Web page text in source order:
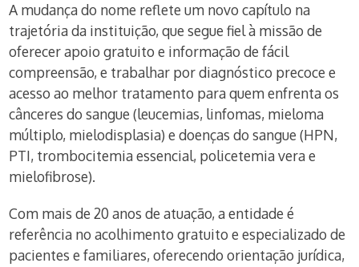
A mudança do nome reflete um novo capítulo na
trajetória da instituição, que segue fiel à missão de
oferecer apoio gratuito e informação de fácil
compreensão, e trabalhar por diagnóstico precoce e
acesso ao melhor tratamento para quem enfrenta os
cânceres do sangue (leucemias, linfomas, mieloma
múltiplo, mielodisplasia) e doenças do sangue (HPN,
PTI, trombocitemia essencial, policetemia vera e
mielofibrose).
Com mais de 20 anos de atuação, a entidade é
referência no acolhimento gratuito e especializado de
pacientes e familiares, oferecendo orientação jurídica,